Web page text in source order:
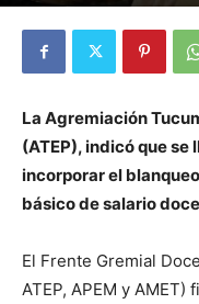
La Agremiación
(ATEP), indicó que se
incorporar el
básico de salario
El Frente Gremial
ATEP, APEM y